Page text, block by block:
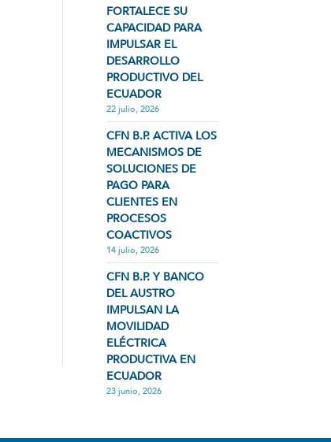
FORTALECE SU
CAPACIDAD PARA
IMPULSAR EL
DESARROLLO
PRODUCTIVO DEL
ECUADOR
22 julio, 2026
CFN B.P. ACTIVA LOS
MECANISMOS DE
SOLUCIONES DE
PAGO PARA
CLIENTES EN
PROCESOS
COACTIVOS
14 julio, 2026
CFN B.P. Y BANCO
DEL AUSTRO
IMPULSAN LA
MOVILIDAD
ELÉCTRICA
PRODUCTIVA EN
ECUADOR
23 junio, 2026